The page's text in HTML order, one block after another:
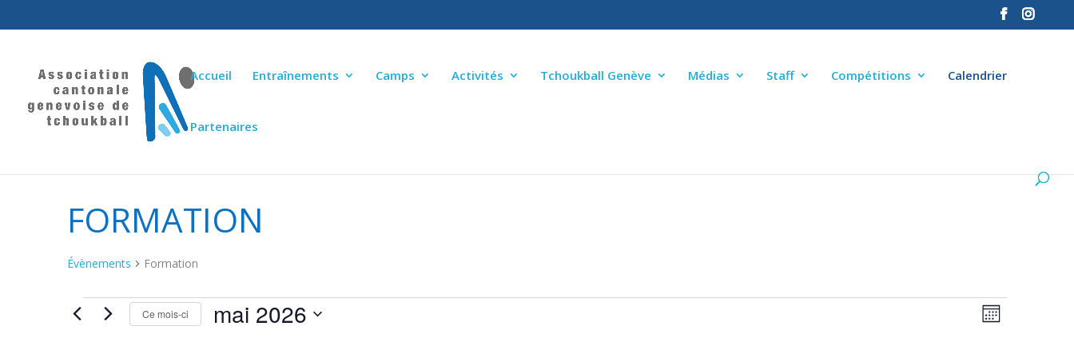
Accueil Entraînements Camps Activités Tchoukball Genève Médias Staff Compétitions Calendrier
Partenaires
FORMATION
Évènements Formation
ÉVÈNEMENTS Mois
Ce mois-ci mai 2026